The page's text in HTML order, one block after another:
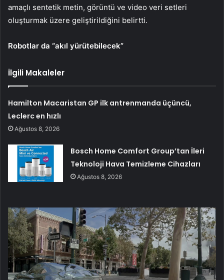
amaçlı sentetik metin, görüntü ve video veri setleri
oluşturmak üzere geliştirildiğini belirtti.
Robotlar da “akıl yürütebilecek”
İlgili Makaleler
Hamilton Macaristan GP ilk antrenmanda üçüncü,
Leclerc en hızlı
Ağustos 8, 2026
Bosch Home Comfort Group’tan İleri
Teknoloji Hava Temizleme Cihazları
Ağustos 8, 2026